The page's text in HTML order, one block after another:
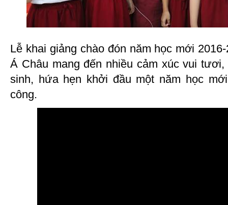
Lễ khai giảng chào đón năm học mới
Á Châu mang đến nhiều cảm xúc vui
sinh, hứa hẹn khởi đầu một năm học
công.